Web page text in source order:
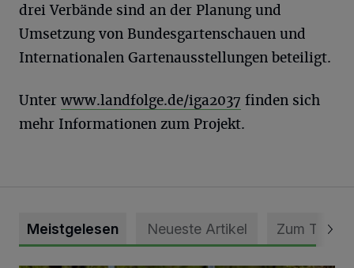
drei Verbände sind an der Planung und
Umsetzung von Bundesgartenschauen und
Internationalen Gartenausstellungen beteiligt.
Unter www.landfolge.de/iga2037 finden sich
mehr Informationen zum Projekt.
Meistgelesen Neueste Artikel Zum Thema